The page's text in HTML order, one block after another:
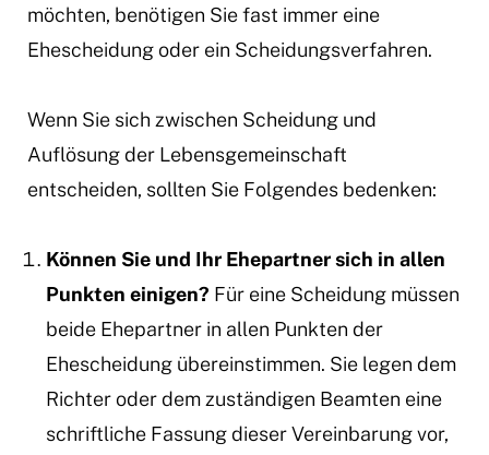
möchten, benötigen Sie fast immer eine
Ehescheidung oder ein Scheidungsverfahren.
Wenn Sie sich zwischen Scheidung und
Auflösung der Lebensgemeinschaft
entscheiden, sollten Sie Folgendes bedenken:
Können Sie und Ihr Ehepartner sich in allen
Punkten einigen? Für eine Scheidung müssen
beide Ehepartner in allen Punkten der
Ehescheidung übereinstimmen. Sie legen dem
Richter oder dem zuständigen Beamten eine
schriftliche Fassung dieser Vereinbarung vor,